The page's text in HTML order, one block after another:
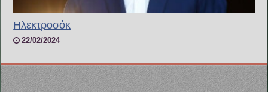
Ηλεκτροσόκ
22/02/2024